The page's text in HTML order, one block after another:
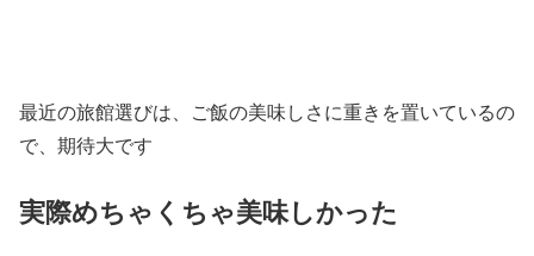
最近の旅館選びは、ご飯の美味しさに重きを置いているの
で、期待大です
実際めちゃくちゃ美味しかった